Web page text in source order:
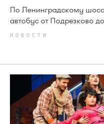
По Ленинградскому
автобус от Подрезково
НОВОСТИ